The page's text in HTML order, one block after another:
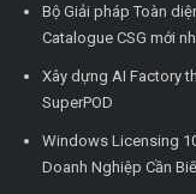
Bộ Giải pháp Toàn
Catalogue CSG mới
Xây dựng AI Factory
SuperPOD
Windows Licensing
Doanh Nghiệp Cần